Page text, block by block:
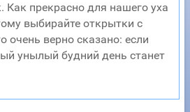
Как прекрасно для нашего уха
выбирайте открытки с
очень верно сказано: если
унылый будний день станет